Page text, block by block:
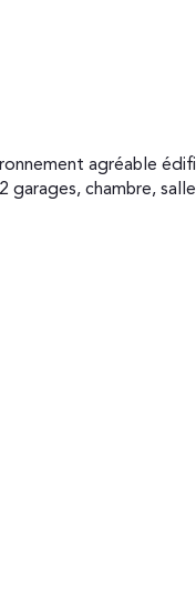
garages, chambre,